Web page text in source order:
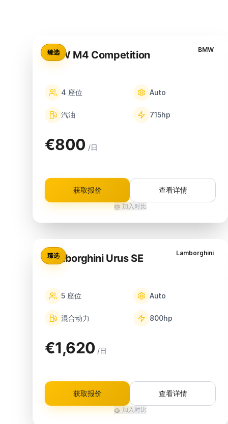
臻选 BMW
BMW M4 Competition
4 座位 Auto
汽油 715hp
€800 /日
获取报价 查看详情
加入对比
臻选 Lamborghini
Lamborghini Urus SE
5 座位 Auto
混合动力 800hp
€1,620 /日
获取报价 查看详情
加入对比